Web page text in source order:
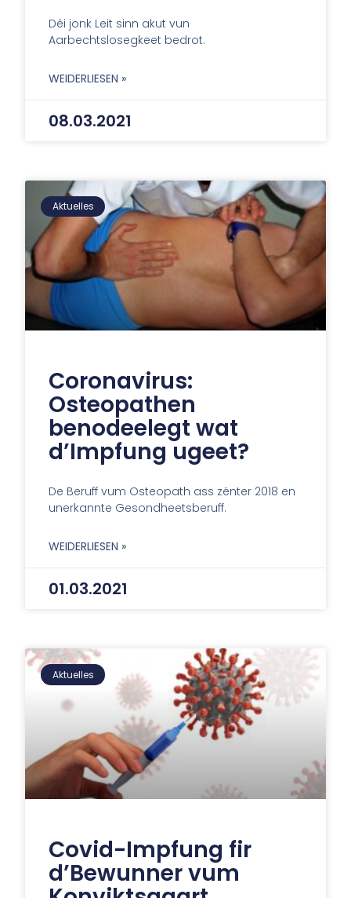
Déi jonk Leit sinn akut vun
Aarbechtslosegkeet bedrot.
WEIDERLIESEN »
08.03.2021
Aktuelles
Coronavirus:
Osteopathen
benodeelegt wat
d’Impfung ugeet?
De Beruff vum Osteopath ass zënter 2018 en
unerkannte Gesondheetsberuff.
WEIDERLIESEN »
01.03.2021
Aktuelles
Covid-Impfung fir
d’Bewunner vum